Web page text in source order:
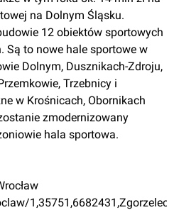
na Dolnym Śląsku.
12 obiektów sportowych
Są to nowe hale sportowe w
Dolnym, Dusznikach-Zdroju,
Trzebnicy i
w Krośnicach, Obornikach
zmodernizowany
hala sportowa.